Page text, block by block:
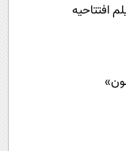
افتتاحیه